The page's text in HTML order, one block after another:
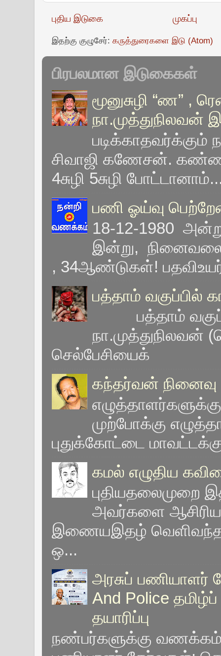
புதிய இடுகை முகப்பு
இதற்கு குழுசேர்: கருத்துரைகளை இடு (Atom)
பிரபலமான இடுகைகள்
மூனுசுழி “ண” ,
படிக்காதவர்க்கும்
சிவாஜி கணேசன்.
4சுழி 5சுழி
பணி ஓய்வு
18-12-1980
இன்று,
, 34ஆண்டுகள்!
பத்தாம் வகுப்பில்
பத்தாம்
நா.முத்துநிலவன்
கந்தர்வன் நினைவு
முற்போக்கு
புதுக்கோட்டை
கமல் எழுதிய
புதியதலைமுறை
அவர்களை
இணையஇதழ்
ஒ...
அரசுப் பணியாளர்
And Police
தயாரிப்பு
நண்பர்களுக்கு